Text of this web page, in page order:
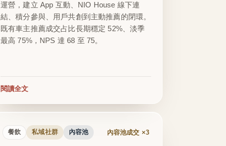
運營，建立 App 互動、NIO House 線下連
結、積分參與、用戶共創到主動推薦的閉環。
既有車主推薦成交占比長期穩定 52%、淡季
最高 75%，NPS 達 68 至 75。
閱讀全文
餐飲 私域社群 內容池 內容池成交 ×3